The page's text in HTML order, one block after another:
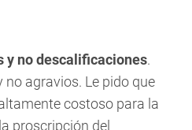
y no descalificaciones.
agravios. Le pido que
costoso para la
proscripción del